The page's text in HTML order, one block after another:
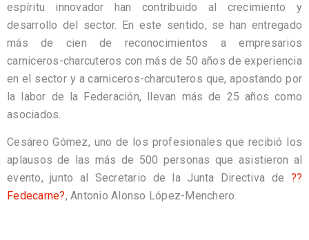
espíritu innovador han contribuido al crecimiento y
desarrollo del sector. En este sentido, se han entregado
más de cien de reconocimientos a empresarios
carniceros-charcuteros con más de 50 años de experiencia
en el sector y a carniceros-charcuteros que, apostando por
la labor de la Federación, llevan más de 25 años como
asociados.
Cesáreo Gómez, uno de los profesionales que recibió los
aplausos de las más de 500 personas que asistieron al
evento, junto al Secretario de la Junta Directiva de ??
Fedecarne?, Antonio Alonso López-Menchero.